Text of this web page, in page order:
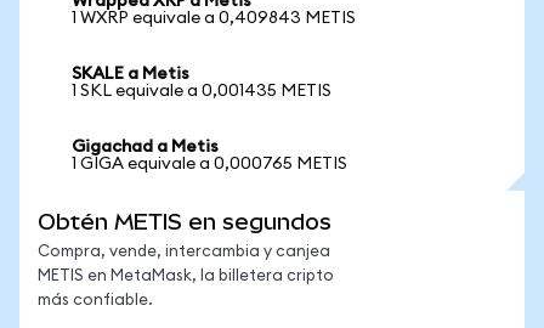
1 WXRP equivale a 0,409843 METIS
SKALE a Metis
1 SKL equivale a 0,001435 METIS
Gigachad a Metis
1 GIGA equivale a 0,000765 METIS
Obtén METIS en segundos
Compra, vende, intercambia y canjea
METIS en MetaMask, la billetera cripto
más confiable.